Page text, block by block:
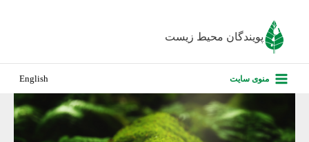
پویندگان محیط زیست
منوی سایت English
درباره ما
پروژه‌های